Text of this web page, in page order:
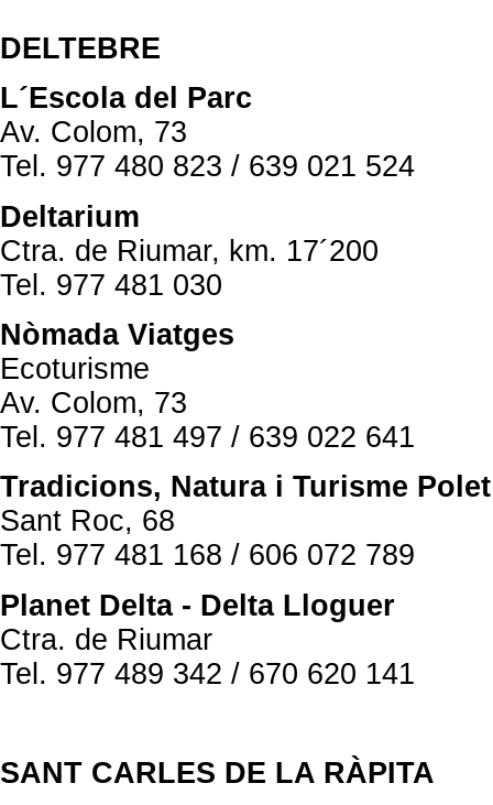
DELTEBRE
L´Escola del Parc
Av. Colom, 73
Tel. 977 480 823 / 639 021 524
Deltarium
Ctra. de Riumar, km. 17´200
Tel. 977 481 030
Nòmada Viatges
Ecoturisme
Av. Colom, 73
Tel. 977 481 497 / 639 022 641
Tradicions, Natura i Turisme Polet
Sant Roc, 68
Tel. 977 481 168 / 606 072 789
Planet Delta - Delta Lloguer
Ctra. de Riumar
Tel. 977 489 342 / 670 620 141
SANT CARLES DE LA RÀPITA